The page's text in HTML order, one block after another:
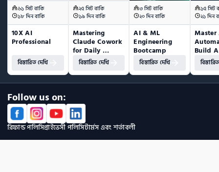
৬১ সিট বাকি
১৮ দিন বাকি
10X AI
Professional
বিস্তারিত দেখি
২৫ সিট বাকি
১৯ দিন বাকি
Mastering
Claude Cowork
for Daily
Automation
বিস্তারিত দেখি
৩ সিট বাকি
২০ দিন বাকি
AI & ML
Engineering
Bootcamp
বিস্তারিত দেখি
১৫ সিট
২১ দিন
Master
Build
(No
Follow us on:
রিফান্ড পলিসিপ্রাইভেসী পলিসিটার্মস এবং শর্তাবলী